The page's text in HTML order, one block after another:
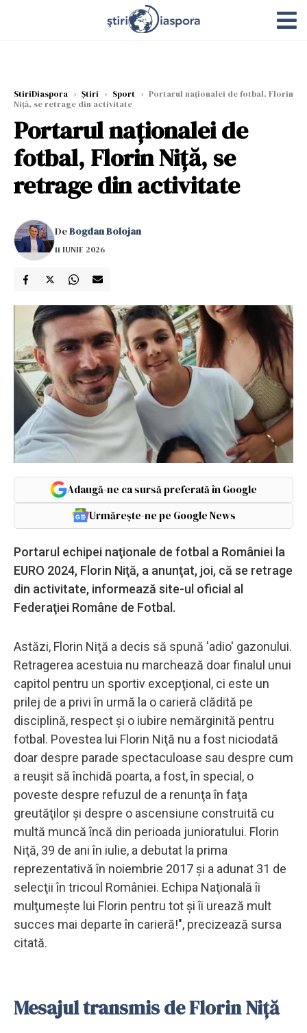
StiriDiaspora › Știri › Sport › Portarul naționalei de fotbal, Florin
Niță, se retrage din activitate
Portarul naționalei de
fotbal, Florin Niță, se
retrage din activitate
DeBogdan Bolojan
11 IUNIE 2026
Adaugă-ne ca sursă preferată în Google
Urmărește-ne pe Google News
Portarul echipei naţionale de fotbal a României la
EURO 2024, Florin Niţă, a anunţat, joi, că se retrage
din activitate, informează site-ul oficial al
Federaţiei Române de Fotbal.
Astăzi, Florin Niţă a decis să spună 'adio' gazonului.
Retragerea acestuia nu marchează doar finalul unui
capitol pentru un sportiv excepţional, ci este un
prilej de a privi în urmă la o carieră clădită pe
disciplină, respect şi o iubire nemărginită pentru
fotbal. Povestea lui Florin Niţă nu a fost niciodată
doar despre parade spectaculoase sau despre cum
a reuşit să închidă poarta, a fost, în special, o
poveste despre refuzul de a renunţa în faţa
greutăţilor şi despre o ascensiune construită cu
multă muncă încă din perioada junioratului. Florin
Niţă, 39 de ani în iulie, a debutat la prima
reprezentativă în noiembrie 2017 şi a adunat 31 de
selecţii în tricoul României. Echipa Naţională îi
mulţumeşte lui Florin pentru tot şi îi urează mult
succes mai departe în carieră!", precizează sursa
citată.
Mesajul transmis de Florin Niță